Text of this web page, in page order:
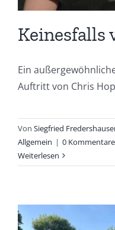
Keinesfalls
Ein
Auftritt von Chris
Von Siegfried
Allgemein | 0 Kommentare
Weiterlesen